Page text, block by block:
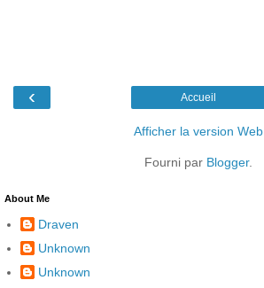
‹ Accueil
Afficher la version Web
Fourni par Blogger.
About Me
Draven
Unknown
Unknown